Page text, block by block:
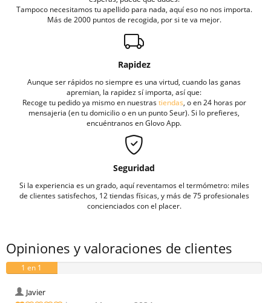
Tampoco necesitamos tu apellido para nada, aquí eso no nos importa.
Más de 2000 puntos de recogida, por si te va mejor.
Rapidez
Aunque ser rápidos no siempre es una virtud, cuando las ganas
apremian, la rapidez sí importa, así que:
Recoge tu pedido ya mismo en nuestrastiendas, o en 24 horas por
mensajeria (en tu domicilio o en un punto Seur). Si lo prefieres,
encuéntranos en Glovo App.
Seguridad
Si la experiencia es un grado, aquí reventamos el termómetro: miles
de clientes satisfechos, 12 tiendas físicas, y más de 75 profesionales
concienciados con el placer.
Opiniones y valoraciones de clientes
1 en 1
Javier